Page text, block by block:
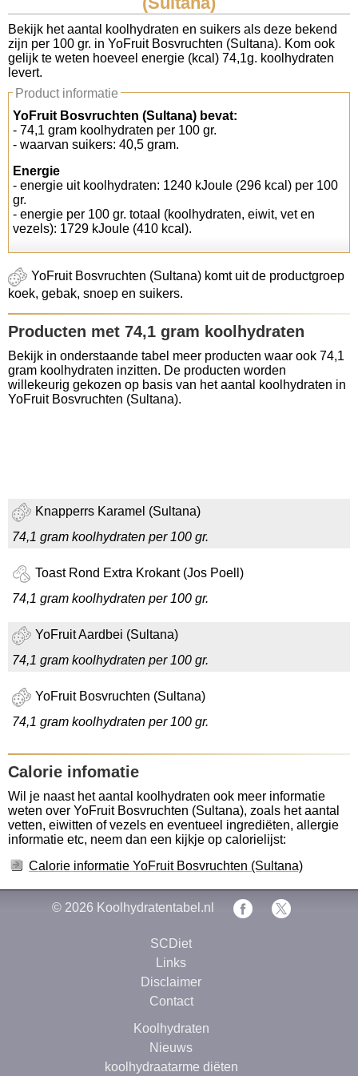
Koolhydraten tellen
Links
Bekijk het aantal koolhydraten en suikers als deze bekend
zijn per 100 gr. in YoFruit Bosvruchten (Sultana). Kom ook
gelijk te weten hoeveel energie (kcal) 74,1g. koolhydraten
levert.
Product informatie
YoFruit Bosvruchten (Sultana) bevat:
- 74,1 gram koolhydraten per 100 gr.
- waarvan suikers: 40,5 gram.
Energie
- energie uit koolhydraten: 1240 kJoule (296 kcal) per 100
gr.
- energie per 100 gr. totaal (koolhydraten, eiwit, vet en
vezels): 1729 kJoule (410 kcal).
YoFruit Bosvruchten (Sultana) komt uit de productgroep
koek, gebak, snoep en suikers.
Producten met 74,1 gram koolhydraten
Bekijk in onderstaande tabel meer producten waar ook 74,1
gram koolhydraten inzitten. De producten worden
willekeurig gekozen op basis van het aantal koolhydraten in
YoFruit Bosvruchten (Sultana).
Knapperrs Karamel (Sultana)
74,1 gram koolhydraten per 100 gr.
Toast Rond Extra Krokant (Jos Poell)
74,1 gram koolhydraten per 100 gr.
YoFruit Aardbei (Sultana)
74,1 gram koolhydraten per 100 gr.
YoFruit Bosvruchten (Sultana)
74,1 gram koolhydraten per 100 gr.
Calorie infomatie
Wil je naast het aantal koolhydraten ook meer informatie
weten over YoFruit Bosvruchten (Sultana), zoals het aantal
vetten, eiwitten of vezels en eventueel ingrediëten, allergie
informatie etc, neem dan een kijkje op calorielijst:
Calorie informatie YoFruit Bosvruchten (Sultana)
© 2026 Koolhydratentabel.nl
SCDiet
Links
Disclaimer
Contact
Koolhydraten
Nieuws
koolhydraatarme diëten